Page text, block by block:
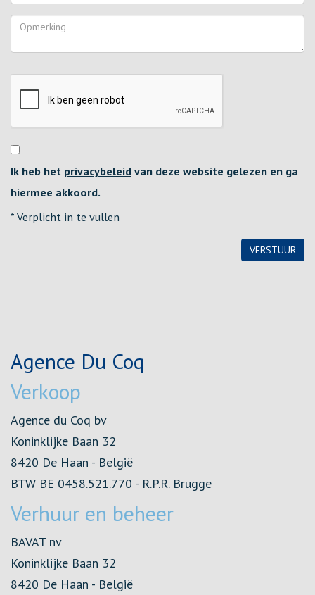
Ik heb het privacybeleid van deze website gelezen en ga
hiermee akkoord.
* Verplicht in te vullen
Agence Du Coq
Verkoop
Agence du Coq bv
Koninklijke Baan 32
8420 De Haan - België
BTW BE 0458.521.770 - R.P.R. Brugge
Verhuur en beheer
BAVAT nv
Koninklijke Baan 32
8420 De Haan - België